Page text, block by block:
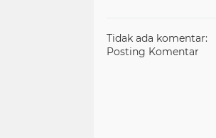
Tidak ada komentar:
Posting Komentar